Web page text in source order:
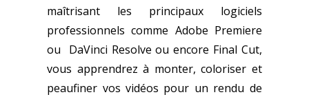
maîtrisant les principaux logiciels
professionnels comme Adobe Premiere
ou DaVinci Resolve ou encore Final Cut,
vous apprendrez à monter, coloriser et
peaufiner vos vidéos pour un rendu de